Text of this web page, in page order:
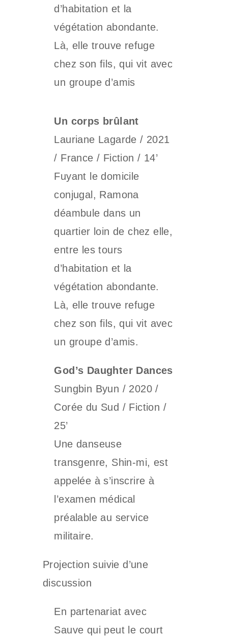
d’habitation et la
végétation abondante.
Là, elle trouve refuge
chez son fils, qui vit avec
un groupe d’amis
Un corps brûlant
Lauriane Lagarde / 2021
/ France / Fiction / 14’
Fuyant le domicile
conjugal, Ramona
déambule dans un
quartier loin de chez elle,
entre les tours
d’habitation et la
végétation abondante.
Là, elle trouve refuge
chez son fils, qui vit avec
un groupe d’amis.
God’s Daughter Dances
Sungbin Byun / 2020 /
Corée du Sud / Fiction /
25’
Une danseuse
transgenre, Shin-mi, est
appelée à s’inscrire à
l’examen médical
préalable au service
militaire.
Projection suivie d’une
discussion
En partenariat avec
Sauve qui peut le court